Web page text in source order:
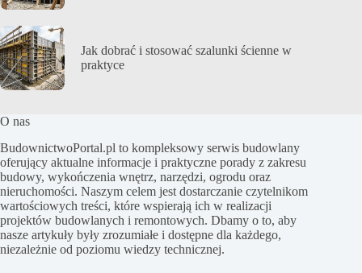
Jak dobrać i stosować szalunki ścienne w
praktyce
O nas
BudownictwoPortal.pl to kompleksowy serwis budowlany
oferujący aktualne informacje i praktyczne porady z zakresu
budowy, wykończenia wnętrz, narzędzi, ogrodu oraz
nieruchomości. Naszym celem jest dostarczanie czytelnikom
wartościowych treści, które wspierają ich w realizacji
projektów budowlanych i remontowych. Dbamy o to, aby
nasze artykuły były zrozumiałe i dostępne dla każdego,
niezależnie od poziomu wiedzy technicznej.